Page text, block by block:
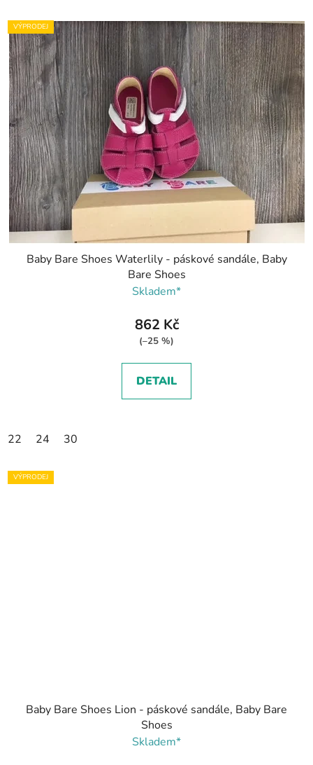
VÝPRODEJ
Baby Bare Shoes Waterlily - páskové sandále, Baby
Bare Shoes
Skladem*
862 Kč
(–25 %)
DETAIL
22 24 30
VÝPRODEJ
Baby Bare Shoes Lion - páskové sandále, Baby Bare
Shoes
Skladem*